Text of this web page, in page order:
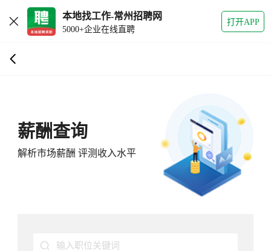
本地找工作-常州招聘网
5000+企业在线直聘
打开APP
薪酬查询
解析市场薪酬 评测收入水平
输入职位关键词